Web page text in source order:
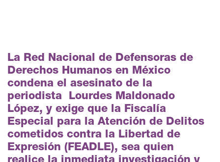
La Red Nacional de Defensoras de
Derechos Humanos en México
condena el asesinato de la
periodista Lourdes Maldonado
López, y exige que la Fiscalía
Especial para la Atención de Delitos
cometidos contra la Libertad de
Expresión (FEADLE), sea quien